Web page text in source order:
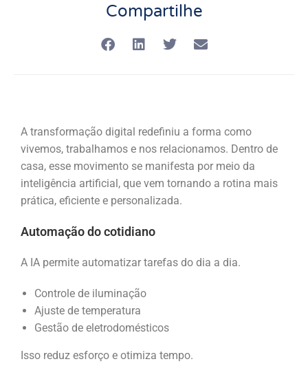
Compartilhe
A transformação digital redefiniu a forma como
vivemos, trabalhamos e nos relacionamos. Dentro de
casa, esse movimento se manifesta por meio da
inteligência artificial, que vem tornando a rotina mais
prática, eficiente e personalizada.
Automação do cotidiano
A IA permite automatizar tarefas do dia a dia.
Controle de iluminação
Ajuste de temperatura
Gestão de eletrodomésticos
Isso reduz esforço e otimiza tempo.